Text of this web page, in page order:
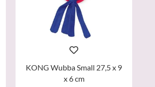
KONG Wubba Small 27,5 x 9
x 6 cm